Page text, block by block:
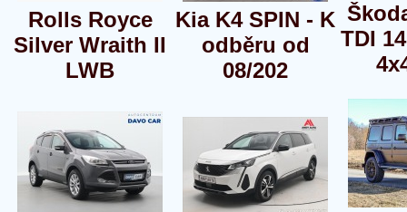
Rolls Royce
Silver Wraith II
LWB
Kia K4 SPIN - K
odběru od
08/202
TDI